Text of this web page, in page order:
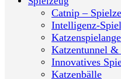
Catnip –
Intelligenz-
Katzentunnel &
Innovatives
Katzenbälle